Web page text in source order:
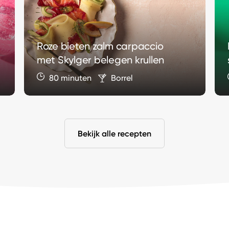
Roze bieten zalm carpaccio
met Skylger belegen krullen
80 minuten Borrel
Bekijk alle recepten